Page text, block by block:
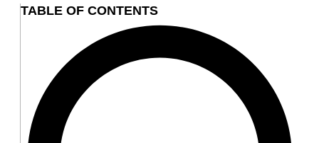
TABLE OF CONTENTS